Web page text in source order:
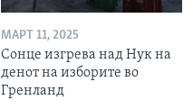
МАРТ 11, 2025
Сонце изгрева над Нук на
денот на изборите во
Гренланд